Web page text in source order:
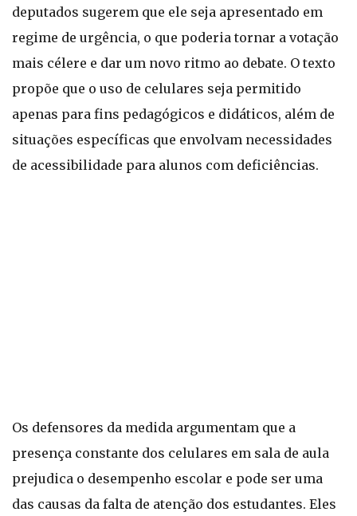
deputados sugerem que ele seja apresentado em
regime de urgência, o que poderia tornar a votação
mais célere e dar um novo ritmo ao debate. O texto
propõe que o uso de celulares seja permitido
apenas para fins pedagógicos e didáticos, além de
situações específicas que envolvam necessidades
de acessibilidade para alunos com deficiências.
Os defensores da medida argumentam que a
presença constante dos celulares em sala de aula
prejudica o desempenho escolar e pode ser uma
das causas da falta de atenção dos estudantes. Eles